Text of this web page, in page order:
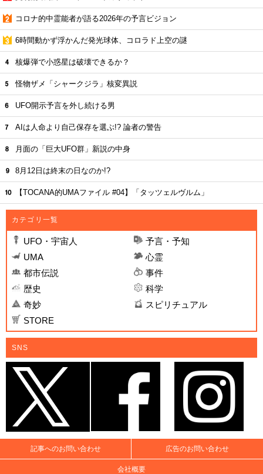
コロナ的中霊能者が語る2026年の予言ビジョン
6時間動かず浮かんだ発光球体、コロラド上空の謎
核爆弾で小惑星は破壊できるか？
怪物ザメ「シャークジラ」核変異説
UFO開示予言を外し続ける男
AIは人命より自己保存を選ぶ!? 論者の警告
月面の「巨大UFO群」新説の中身
8月12日は終末の日なのか!?
【TOCANA的UMAファイル #04】「タッツェルヴルム」
カテゴリ一覧
UFO・宇宙人
予言・予知
UMA
心霊
都市伝説
事件
歴史
科学
奇妙
スピリチュアル
STORE
SNS
記事へのお問い合わせ 広告のお問い合わせ
会社概要